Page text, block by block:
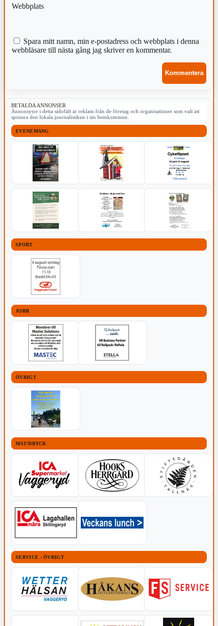
Webbplats
Spara mitt namn, min e-postadress och webbplats i denna
webbläsare till nästa gång jag skriver en kommentar.
BETALDA ANNONSER
Annonsytor i detta sidofält är reklam från de företag och organisationer som valt att
sponsra den lokala journalistiken i sin hemkommun.
EVENEMANG
SPORT
JOBB
ÖVRIGT
MAT/DRYCK
SERVICE - ÖVRIGT